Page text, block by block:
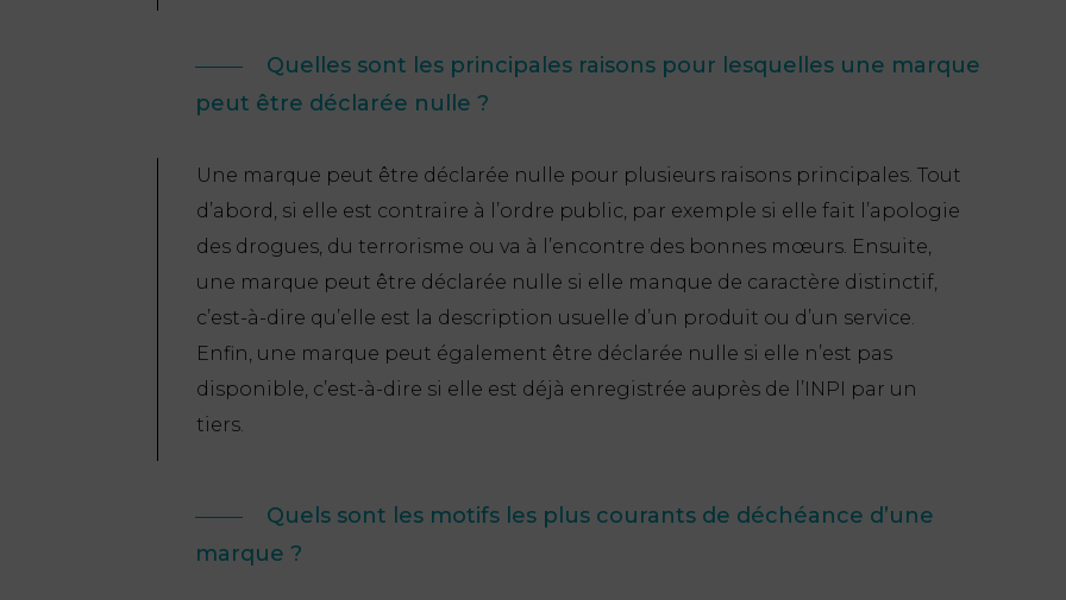
Quelles sont les principales raisons pour lesquelles une marque
peut être déclarée nulle ?
Une marque peut être déclarée nulle pour plusieurs raisons principales. Tout
d’abord, si elle est contraire à l’ordre public, par exemple si elle fait l’apologie
des drogues, du terrorisme ou va à l’encontre des bonnes mœurs. Ensuite,
une marque peut être déclarée nulle si elle manque de caractère distinctif,
c’est-à-dire qu’elle est la description usuelle d’un produit ou d’un service.
Enfin, une marque peut également être déclarée nulle si elle n’est pas
disponible, c’est-à-dire si elle est déjà enregistrée auprès de l’INPI par un
tiers.
Quels sont les motifs les plus courants de déchéance d’une
marque ?